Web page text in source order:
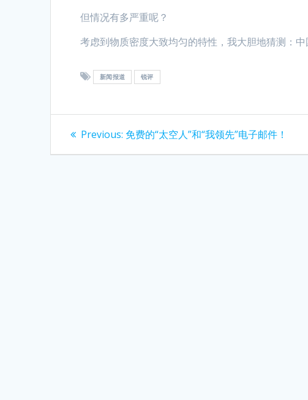
但情况有多严重呢？
考虑到物质密度大致均匀的特性，我大胆地猜测：
新闻报道 锐评
Post
navigation
Previous: Previous
免费的“太空人”和“我领先”电子邮件！